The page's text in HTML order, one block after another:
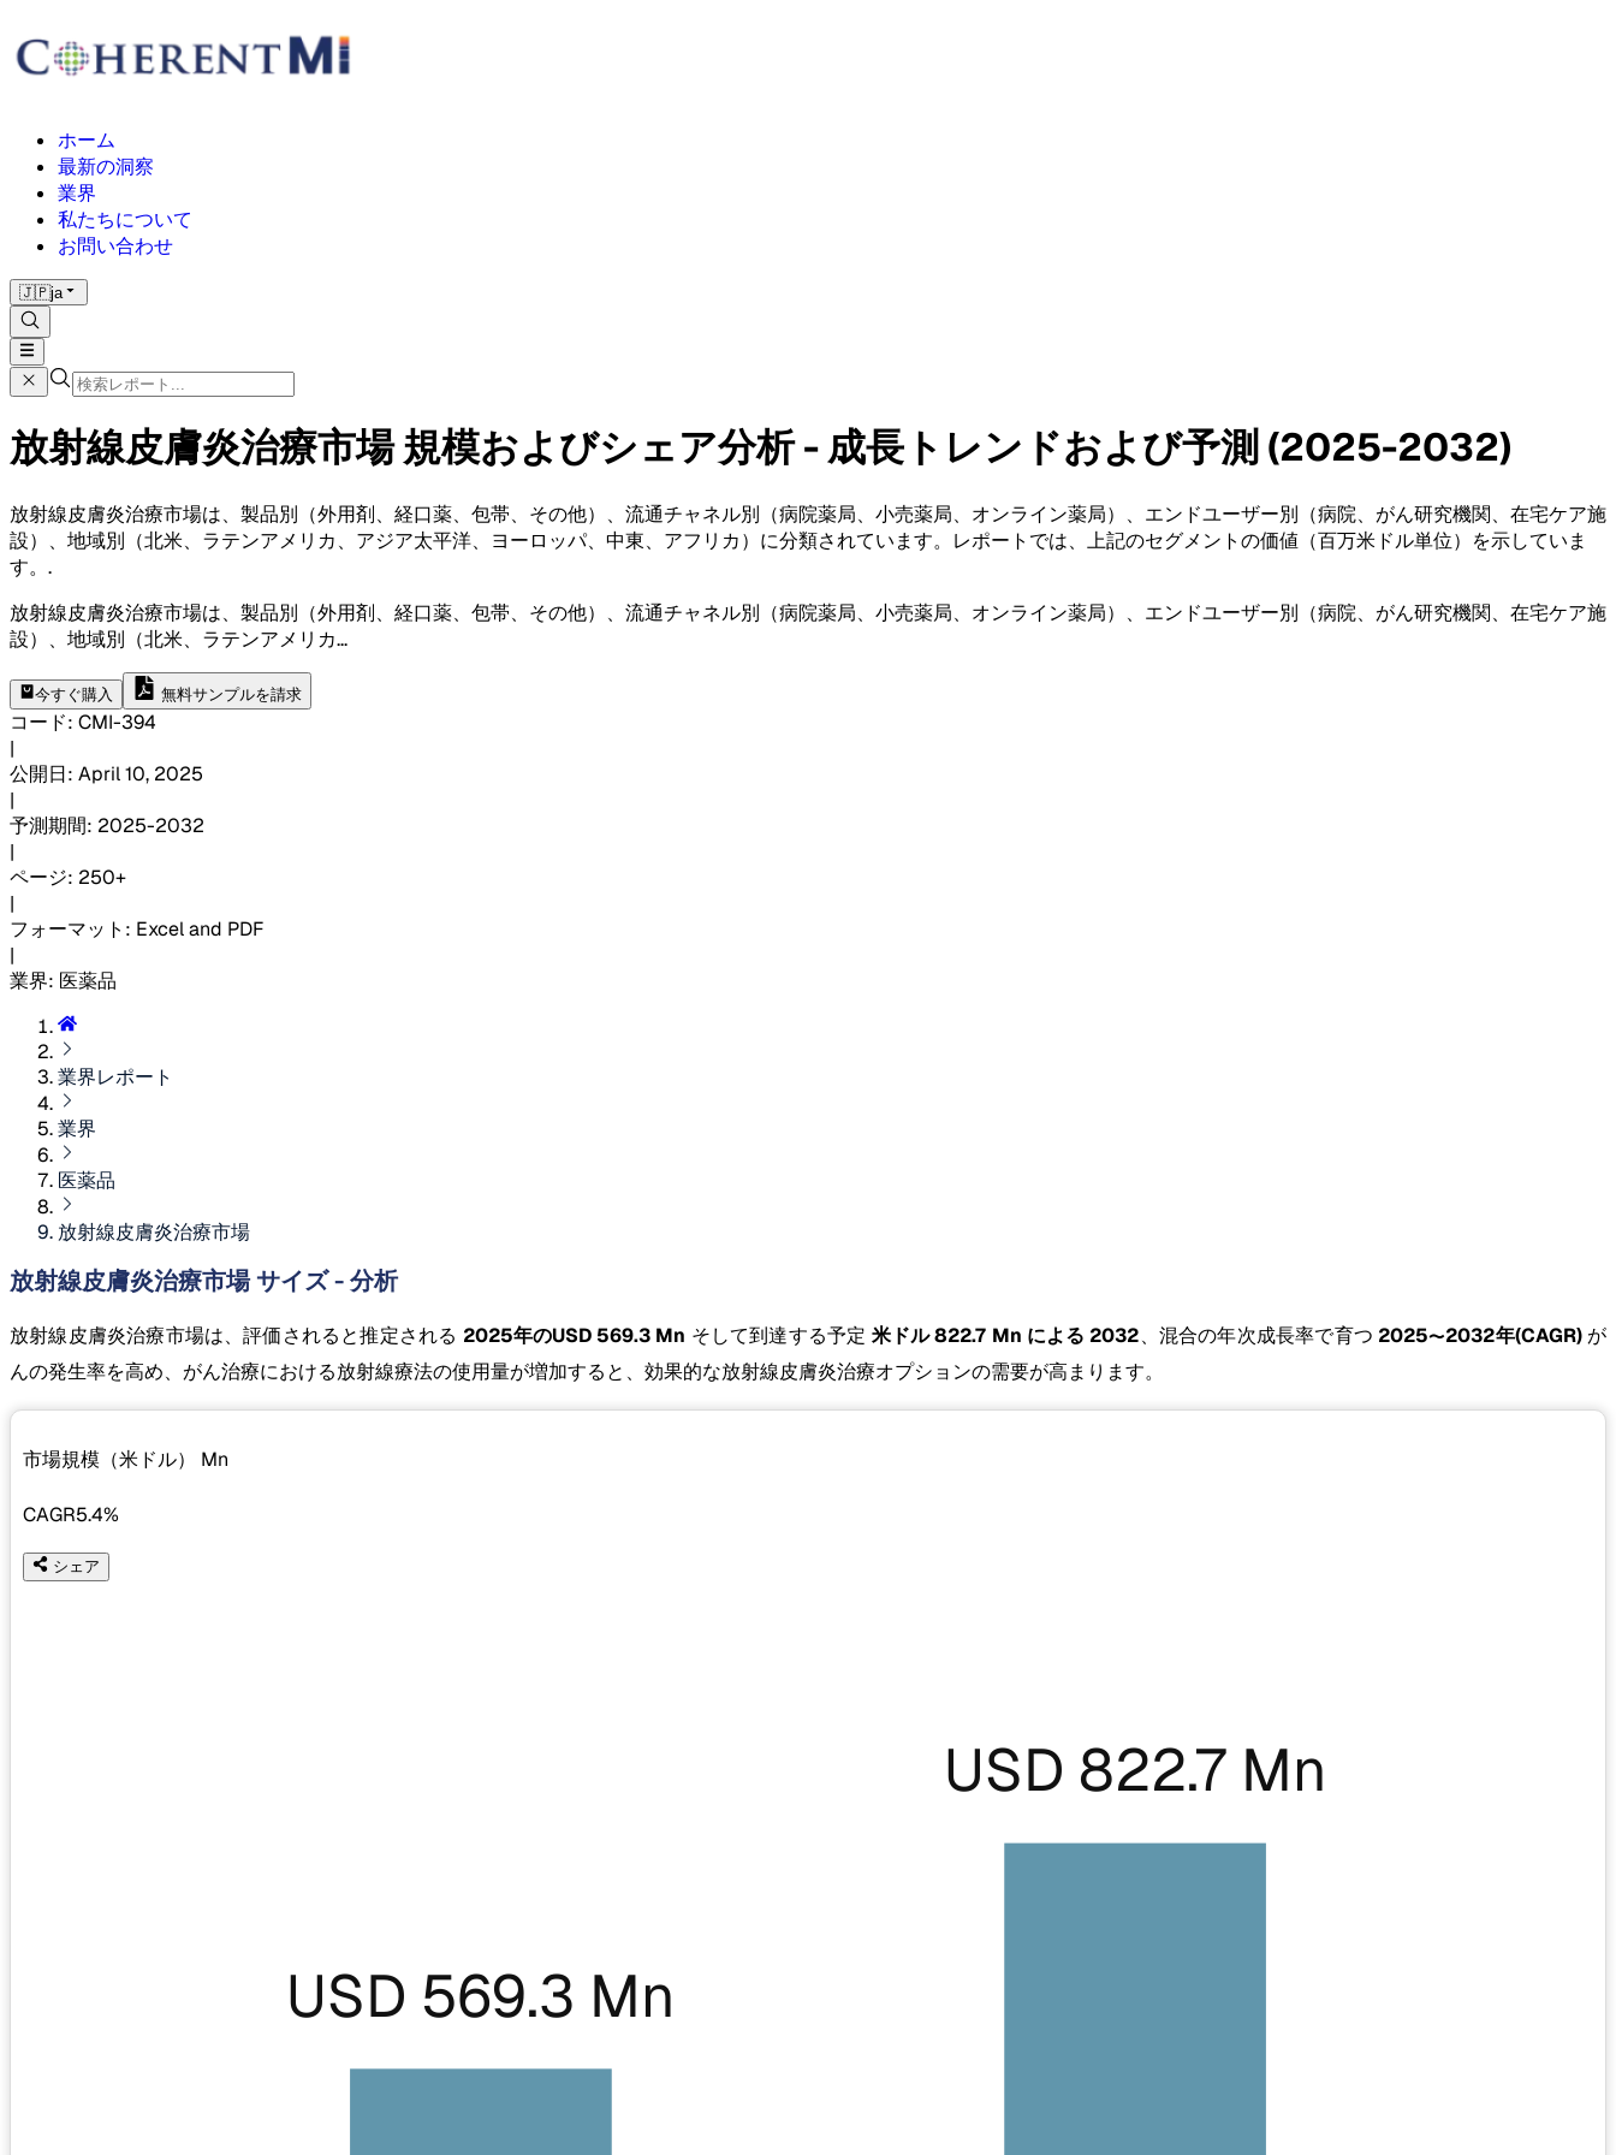
ホーム
最新の洞察
業界
私たちについて
お問い合わせ
🇯🇵ja
放射線皮膚炎治療市場 規模およびシェア分析 - 成長トレンドおよび予測 (2025-2032)
放射線皮膚炎治療市場は、製品別（外用剤、経口薬、包帯、その他）、流通チャネル別（病院薬局、小売薬局、オンライン薬局）、エンドユーザー別（病院、がん研究機関、在宅ケア施
設）、地域別（北米、ラテンアメリカ、アジア太平洋、ヨーロッパ、中東、アフリカ）に分類されています。レポートでは、上記のセグメントの価値（百万米ドル単位）を示していま
す。 .
放射線皮膚炎治療市場は、製品別（外用剤、経口薬、包帯、その他）、流通チャネル別（病院薬局、小売薬局、オンライン薬局）、エンドユーザー別（病院、がん研究機関、在宅ケア施
設）、地域別（北米、ラテンアメリカ...
今すぐ購入 無料サンプルを請求
コード: CMI-394
|
公開日: April 10, 2025
|
予測期間: 2025-2032
|
ページ: 250+
|
フォーマット : Excel and PDF
|
業界: 医薬品
業界レポート
業界
医薬品
放射線皮膚炎治療市場
放射線皮膚炎治療市場 サイズ - 分析
放射線皮膚炎治療市場は、評価されると推定される 2025年のUSD 569.3 Mn そして到達する予定 米ドル 822.7 Mn による 2032、混合の年次成長率で育つ 2025〜2032年(CAGR)が
んの発生率を高め、がん治療における放射線療法の使用量が増加すると、効果的な放射線皮膚炎治療オプションの需要が高まります。
市場規模（米ドル） Mn
CAGR5.4%
シェア
USD 569.3 Mn
USD 822.7 Mn